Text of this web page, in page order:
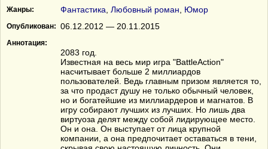
Жанры:
Фантастика Любовный роман Юмор
Опубликован: 06.12.2012 — 20.11.2015
Аннотация:
2083 год.
Известная на весь мир игра "BattleAction"
насчитывает больше 2 миллиардов
пользователей. Ведь главным призом является то,
за что продаст душу не только обычный человек,
но и богатейшие из миллиардеров и магнатов. В
игру собирают лучших из лучших. Но лишь два
виртуоза делят между собой лидирующее место.
Он и она. Он выступает от лица крупной
компании, а она предпочитает оставаться в тени,